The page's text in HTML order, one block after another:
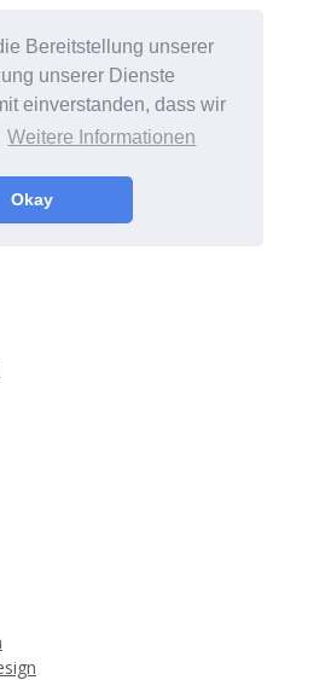
Bereitstellung unserer
unserer Dienste
einverstanden, dass wir
Weitere Informationen
Okay